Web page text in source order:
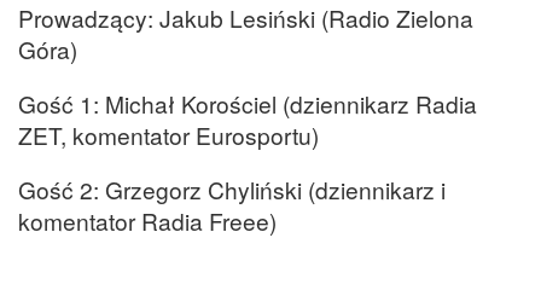
Prowadzący: Jakub Lesiński (Radio Zielona
Góra)
Gość 1: Michał Korościel (dziennikarz Radia
ZET, komentator Eurosportu)
Gość 2: Grzegorz Chyliński (dziennikarz i
komentator Radia Freee)